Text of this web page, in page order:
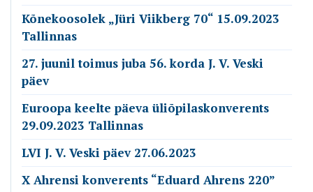
Kõnekoosolek „Jüri Viikberg 70“ 15.09.2023
Tallinnas
27. juunil toimus juba 56. korda J. V. Veski
päev
Euroopa keelte päeva üliõpilaskonverents
29.09.2023 Tallinnas
LVI J. V. Veski päev 27.06.2023
X Ahrensi konverents “Eduard Ahrens 220”